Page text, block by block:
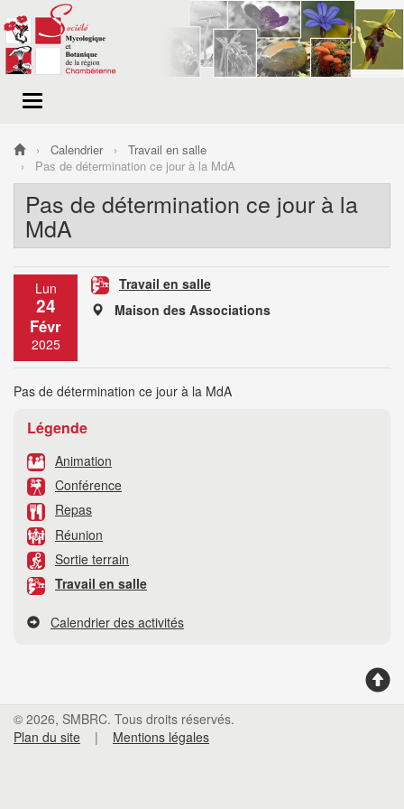
Menu
Calendrier
Travail en salle
Pas de détermination ce jour à la MdA
Pas de détermination ce jour à la
MdA
Lun
24
Févr
2025
Travail en salle
Maison des Associations
Pas de détermination ce jour à la MdA
Légende
Animation
Conférence
Repas
Réunion
Sortie terrain
Travail en salle
Calendrier des activités
© 2026, SMBRC. Tous droits réservés.
Plan du site | Mentions légales